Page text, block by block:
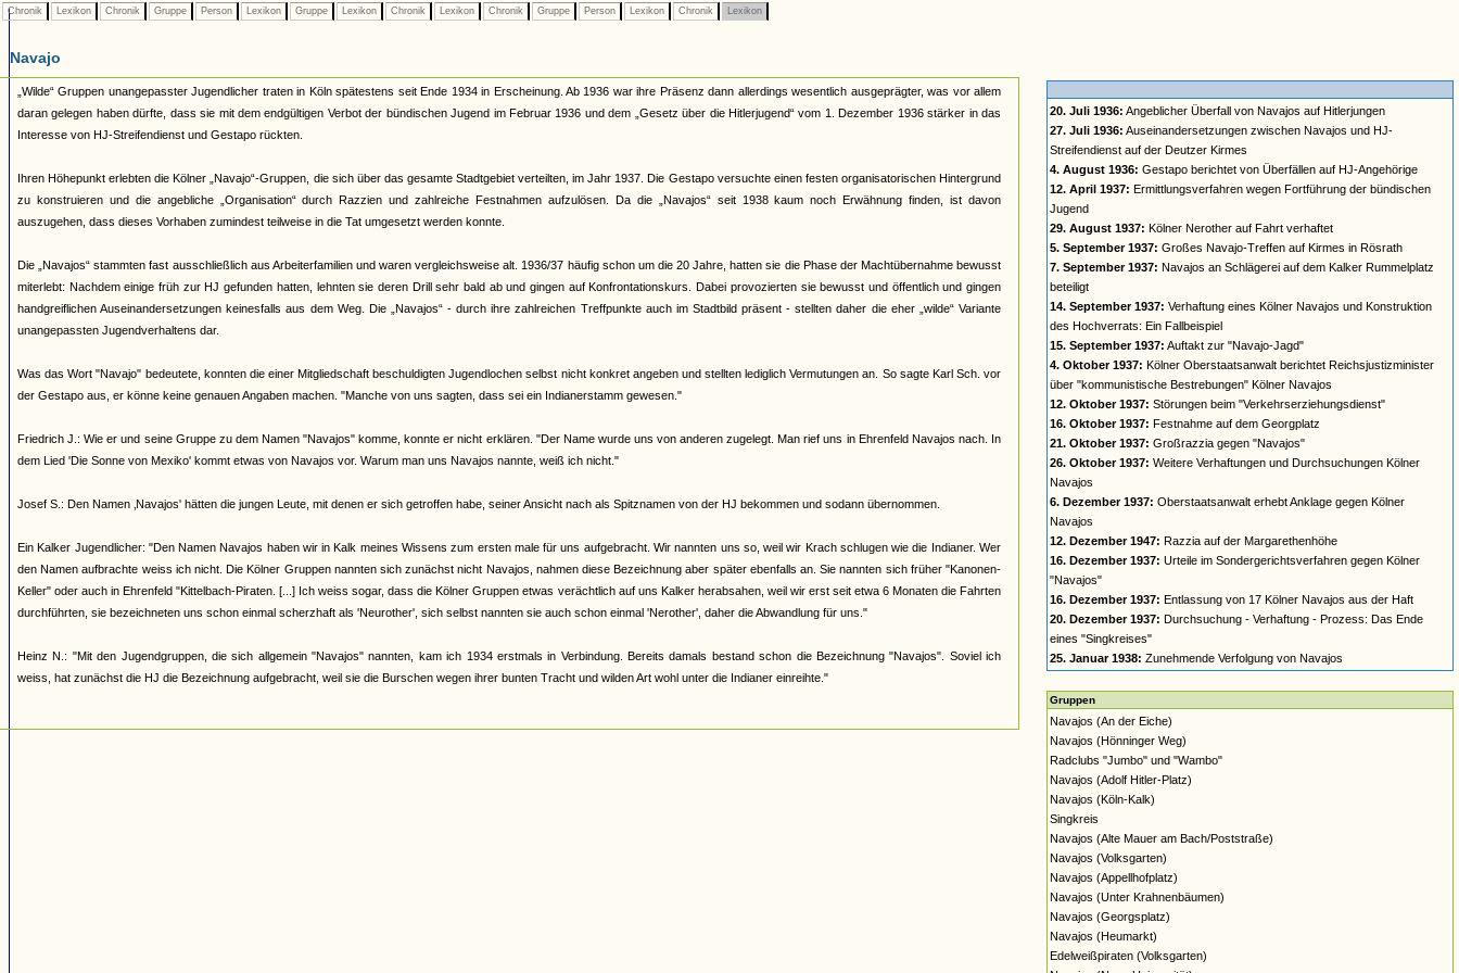
Chronik Lexikon Chronik Gruppe Person Lexikon Gruppe Lexikon Chronik Lexikon Chronik Gruppe Person Lexikon Chronik Lexikon
Navajo
„Wilde“ Gruppen unangepasster Jugendlicher traten in Köln spätestens seit Ende 1934 in Erscheinung. Ab 1936 war ihre Präsenz dann allerdings wesentlich ausgeprägter, was vor allem
daran gelegen haben dürfte, dass sie mit dem endgültigen Verbot der bündischen Jugend im Februar 1936 und dem „Gesetz über die Hitlerjugend“ vom 1. Dezember 1936 stärker in das
Interesse von HJ-Streifendienst und Gestapo rückten.
Ihren Höhepunkt erlebten die Kölner „Navajo“-Gruppen, die sich über das gesamte Stadtgebiet verteilten, im Jahr 1937. Die Gestapo versuchte einen festen organisatorischen Hintergrund
zu konstruieren und die angebliche „Organisation“ durch Razzien und zahlreiche Festnahmen aufzulösen. Da die „Navajos“ seit 1938 kaum noch Erwähnung finden, ist davon
auszugehen, dass dieses Vorhaben zumindest teilweise in die Tat umgesetzt werden konnte.
Die „Navajos“ stammten fast ausschließlich aus Arbeiterfamilien und waren vergleichsweise alt. 1936/37 häufig schon um die 20 Jahre, hatten sie die Phase der Machtübernahme bewusst
miterlebt: Nachdem einige früh zur HJ gefunden hatten, lehnten sie deren Drill sehr bald ab und gingen auf Konfrontationskurs. Dabei provozierten sie bewusst und öffentlich und gingen
handgreiflichen Auseinandersetzungen keinesfalls aus dem Weg. Die „Navajos“ - durch ihre zahlreichen Treffpunkte auch im Stadtbild präsent - stellten daher die eher „wilde“ Variante
unangepassten Jugendverhaltens dar.
Was das Wort "Navajo" bedeutete, konnten die einer Mitgliedschaft beschuldigten Jugendlochen selbst nicht konkret angeben und stellten lediglich Vermutungen an. So sagte Karl Sch. vor
der Gestapo aus, er könne keine genauen Angaben machen. "Manche von uns sagten, dass sei ein Indianerstamm gewesen."
Friedrich J.: Wie er und seine Gruppe zu dem Namen "Navajos" komme, konnte er nicht erklären. "Der Name wurde uns von anderen zugelegt. Man rief uns in Ehrenfeld Navajos nach. In
dem Lied 'Die Sonne von Mexiko' kommt etwas von Navajos vor. Warum man uns Navajos nannte, weiß ich nicht."
Josef S.: Den Namen ‚Navajos' hätten die jungen Leute, mit denen er sich getroffen habe, seiner Ansicht nach als Spitznamen von der HJ bekommen und sodann übernommen.
Ein Kalker Jugendlicher: "Den Namen Navajos haben wir in Kalk meines Wissens zum ersten male für uns aufgebracht. Wir nannten uns so, weil wir Krach schlugen wie die Indianer. Wer
den Namen aufbrachte weiss ich nicht. Die Kölner Gruppen nannten sich zunächst nicht Navajos, nahmen diese Bezeichnung aber später ebenfalls an. Sie nannten sich früher "Kanonen-
Keller" oder auch in Ehrenfeld "Kittelbach-Piraten. [...] Ich weiss sogar, dass die Kölner Gruppen etwas verächtlich auf uns Kalker herabsahen, weil wir erst seit etwa 6 Monaten die Fahrten
durchführten, sie bezeichneten uns schon einmal scherzhaft als 'Neurother', sich selbst nannten sie auch schon einmal 'Nerother', daher die Abwandlung für uns."
Heinz N.: "Mit den Jugendgruppen, die sich allgemein "Navajos" nannten, kam ich 1934 erstmals in Verbindung. Bereits damals bestand schon die Bezeichnung "Navajos". Soviel ich
weiss, hat zunächst die HJ die Bezeichnung aufgebracht, weil sie die Burschen wegen ihrer bunten Tracht und wilden Art wohl unter die Indianer einreihte."
20. Juli 1936: Angeblicher Überfall von Navajos auf Hitlerjungen
27. Juli 1936: Auseinandersetzungen zwischen Navajos und HJ-
Streifendienst auf der Deutzer Kirmes
4. August 1936: Gestapo berichtet von Überfällen auf HJ-Angehörige
12. April 1937: Ermittlungsverfahren wegen Fortführung der bündischen
Jugend
29. August 1937: Kölner Nerother auf Fahrt verhaftet
5. September 1937: Großes Navajo-Treffen auf Kirmes in Rösrath
7. September 1937: Navajos an Schlägerei auf dem Kalker Rummelplatz
beteiligt
14. September 1937: Verhaftung eines Kölner Navajos und Konstruktion
des Hochverrats: Ein Fallbeispiel
15. September 1937: Auftakt zur "Navajo-Jagd"
4. Oktober 1937: Kölner Oberstaatsanwalt berichtet Reichsjustizminister
über "kommunistische Bestrebungen" Kölner Navajos
12. Oktober 1937: Störungen beim "Verkehrserziehungsdienst"
16. Oktober 1937: Festnahme auf dem Georgplatz
21. Oktober 1937: Großrazzia gegen "Navajos"
26. Oktober 1937: Weitere Verhaftungen und Durchsuchungen Kölner
Navajos
6. Dezember 1937: Oberstaatsanwalt erhebt Anklage gegen Kölner
Navajos
12. Dezember 1947: Razzia auf der Margarethenhöhe
16. Dezember 1937: Urteile im Sondergerichtsverfahren gegen Kölner
"Navajos"
16. Dezember 1937: Entlassung von 17 Kölner Navajos aus der Haft
20. Dezember 1937: Durchsuchung - Verhaftung - Prozess: Das Ende
eines "Singkreises"
25. Januar 1938: Zunehmende Verfolgung von Navajos
Gruppen
Navajos (An der Eiche)
Navajos (Hönninger Weg)
Radclubs "Jumbo" und "Wambo"
Navajos (Adolf Hitler-Platz)
Navajos (Köln-Kalk)
Singkreis
Navajos (Alte Mauer am Bach/Poststraße)
Navajos (Volksgarten)
Navajos (Appellhofplatz)
Navajos (Unter Krahnenbäumen)
Navajos (Georgsplatz)
Navajos (Heumarkt)
Edelweißpiraten (Volksgarten)